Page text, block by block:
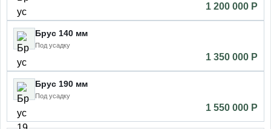
1 200 000 P
Брус 140 мм
Под усадку
1 350 000 P
Брус 190 мм
Под усадку
1 550 000 P